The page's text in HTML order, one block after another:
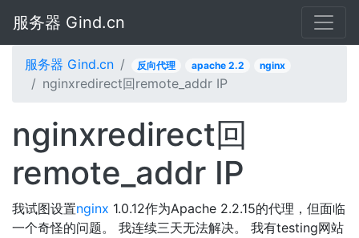
服务器 Gind.cn
服务器 Gind.cn 反向代理 apache 2.2 nginx
nginxredirect回remote_addr IP
nginxredirect回
remote_addr IP
我试图设置nginx 1.0.12作为Apache 2.2.15的代理，但面临
一个奇怪的问题。 我连续三天无法解决。 我有testing网站